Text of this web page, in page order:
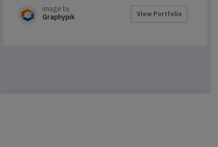
image by
Graphypik View Portfolio